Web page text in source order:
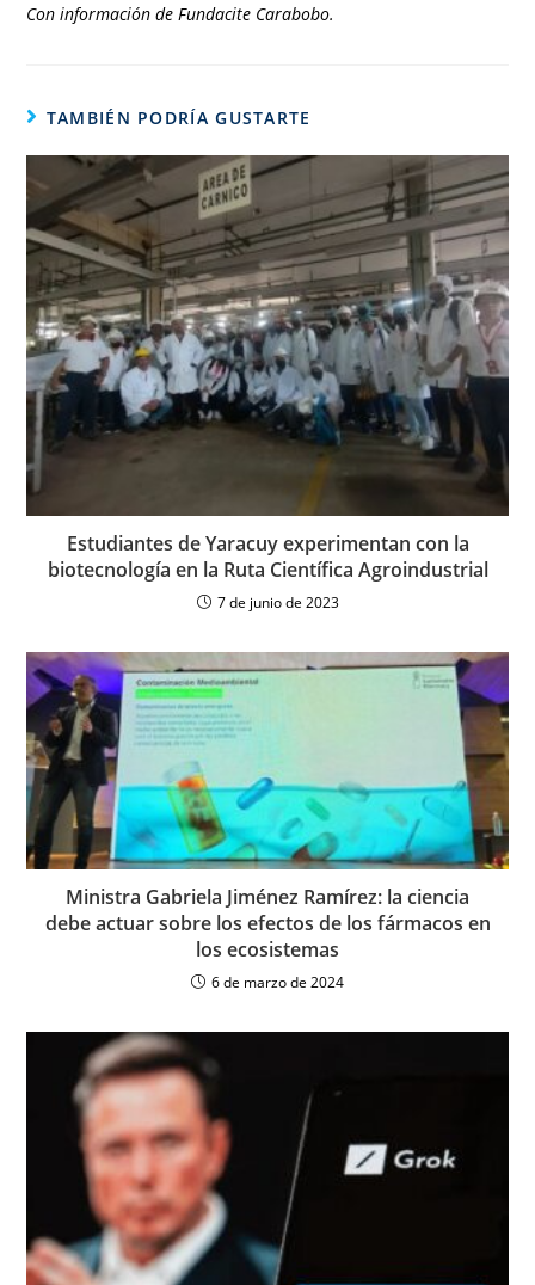
Con información de Fundacite Carabobo.
TAMBIÉN PODRÍA GUSTARTE
Estudiantes de Yaracuy experimentan con la
biotecnología en la Ruta Científica Agroindustrial
7 de junio de 2023
Ministra Gabriela Jiménez Ramírez: la ciencia
debe actuar sobre los efectos de los fármacos en
los ecosistemas
6 de marzo de 2024